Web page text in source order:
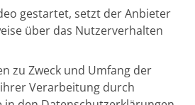
gestartet, setzt der Anbieter
über das Nutzerverhalten
zu Zweck und Umfang der
Verarbeitung durch